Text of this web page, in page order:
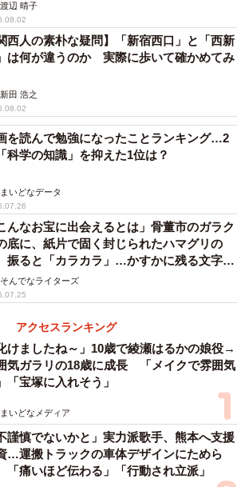
は、「冷泉院の御邪気」であったので
坐の女房の口を通して明らかとなりま
は、別の霊の記事もあります。
房を加持す。賀静・元方等の霊、露は
、「主上の御目の事、賀静の為す所な
るに、翼を開く時には御目を御覧ぜざ
御運、尽き給はず。仍りて御体に着さ
所の辺りに候ず」と。
和四年（1015）五月七日条
僧心誉が女房（憑坐）を加持したとこ
ら複数の霊が顕われ、三条天皇の目の
いいます。賀静は、天台座主の地位を
い敗れた敗者で、良源を保護していた
ていたとされます。この記事で興味深
が視覚的な表現で語られているところ
にいて、翼を開いたときは目が見えな
着かず、御所のあたりにいると記され
ない霊を平安時代の貴族がどのように
がわかる貴重な記録です。
渡辺 晴子
西人の素朴な疑問】「新宿西口」と「西新
は何が違うのか 実際に歩いて確かめてみ
新田 浩之
を読んで勉強になったことランキング…2
科学の知識」を抑えた1位は？
まいどなデータ
んなお宝に出会えるとは」骨董市のガラク
底に、紙片で固く封じられたハマグリの
ると「カラカラ」…かすかに残る文字か
察された意外な用途
そんでなライターズ
アクセスランキング
けましたね～」10歳で綾瀬はるかの娘役→
気ガラリの18歳に成長 「メイクで雰囲気
「宝塚に入れそう」
まいどなメディア
謹慎でないかと」実力派歌手、熊本へ支援
…運搬トラックの車体デザインにためら
痛いほど伝わる」「行動され立派」